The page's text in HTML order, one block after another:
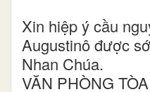
Xin hiệp ý cầu
Augustinô được
Nhan Chúa.
VĂN PHÒNG